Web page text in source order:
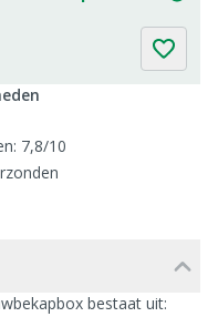
7,8/10
bestaat uit: